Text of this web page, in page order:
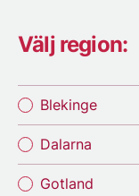
Välj region:
Blekinge
Dalarna
Gotland